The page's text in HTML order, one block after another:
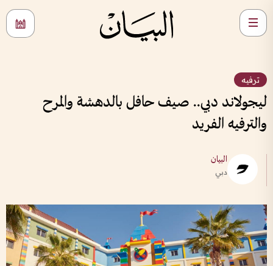
ترفيه
ليجولاند دبي.. صيف حافل بالدهشة والمرح
والترفيه الفريد
البيان
دبي